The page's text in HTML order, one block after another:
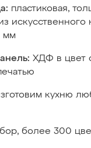
пластиковая,
искусственного
мм
ХДФ в цвет
кухню
более 300